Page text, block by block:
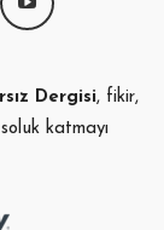
Dergisi, fikir,
katmayı